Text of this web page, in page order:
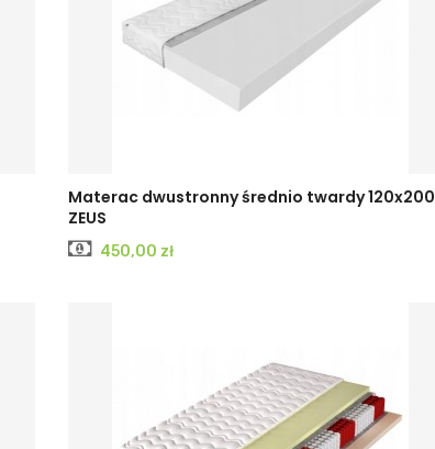
Materac dwustronny średnio twardy 120x200
ZEUS
Cena
450,00 zł